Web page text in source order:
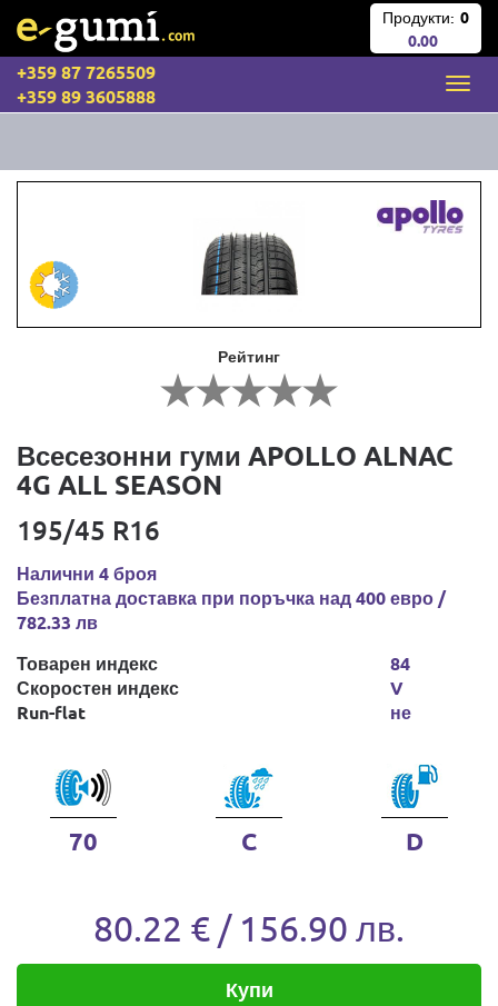
Продукти: 0
0.00
+359 87 7265509
+359 89 3605888
Рейтинг
Всесезонни гуми APOLLO ALNAC
4G ALL SEASON
195/45 R16
Налични 4 броя
Безплатна доставка при поръчка над 400 евро /
782.33 лв
Товарен индекс
Скоростен индекс
Run-flat
84
V
не
70 C D
80.22 € / 156.90 лв.
Купи